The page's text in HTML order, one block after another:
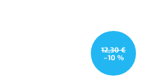
12,30 €
–10 %